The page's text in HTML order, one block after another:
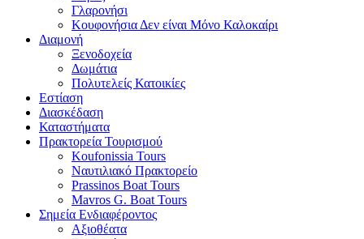
Γλαρονήσι
Κουφονήσια Δεν είναι Μόνο Καλοκαίρι
Διαμονή
Ξενοδοχεία
Δωμάτια
Πολυτελείς Κατοικίες
Εστίαση
Διασκέδαση
Καταστήματα
Πρακτορεία Τουρισμού
Koufonissia Tours
Ναυτιλιακό Πρακτορείο
Prassinos Boat Tours
Mavros G. Boat Tours
Σημεία Ενδιαφέροντος
Αξιοθέατα